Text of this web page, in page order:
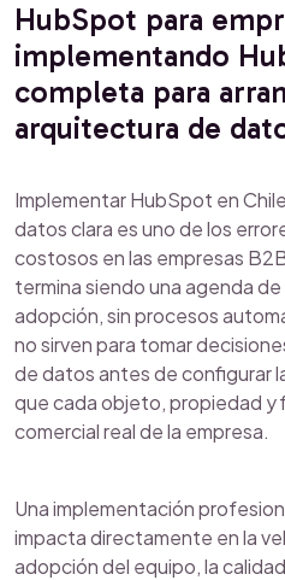
HubSpot para
implementando
completa para
arquitectura de
Implementar HubSpot en
datos clara es uno de los
costosos en las empresas
termina siendo una agenda
adopción, sin procesos
no sirven para tomar
de datos antes de configurar
que cada objeto, propiedad y
comercial real de la empresa.
Una implementación
impacta directamente en la
adopción del equipo, la